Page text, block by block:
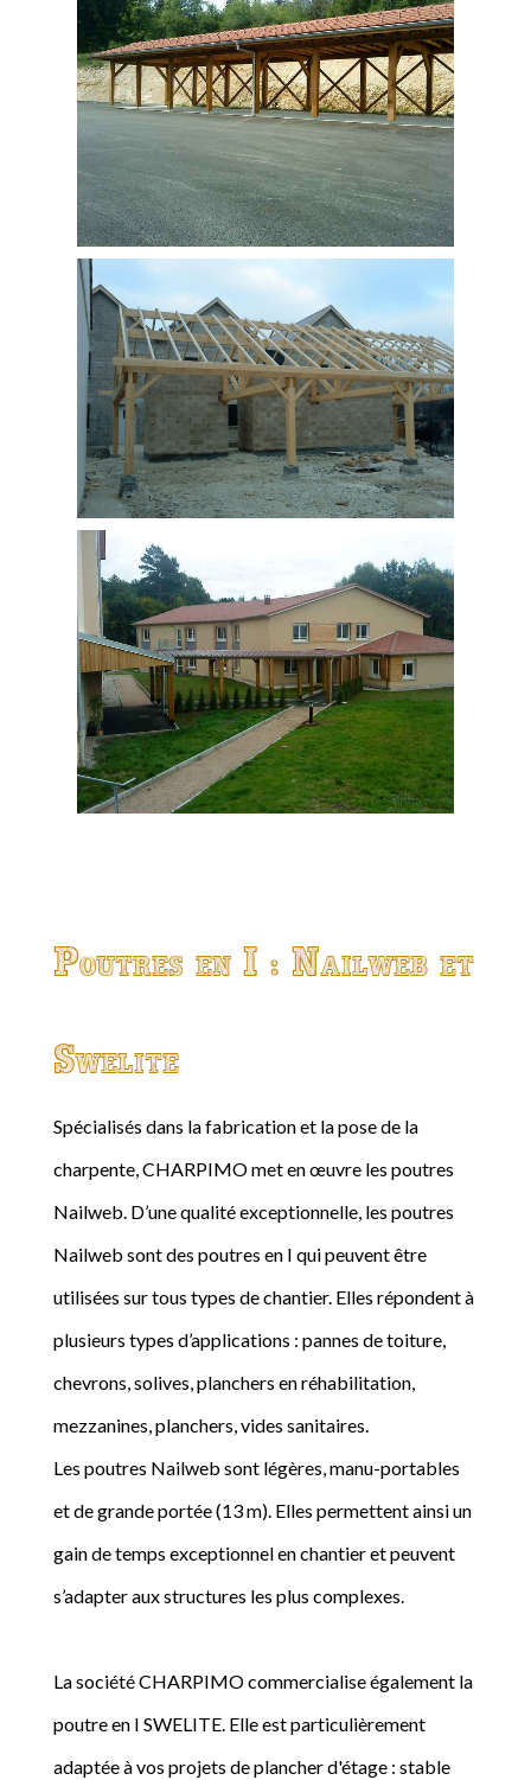
Poutres en I : Nailweb et
Swelite
Spécialisés dans la fabrication et la pose de la
charpente, CHARPIMO met en œuvre les poutres
Nailweb. D’une qualité exceptionnelle, les poutres
Nailweb sont des poutres en I qui peuvent être
utilisées sur tous types de chantier. Elles répondent à
plusieurs types d’applications : pannes de toiture,
chevrons, solives, planchers en réhabilitation,
mezzanines, planchers, vides sanitaires.
Les poutres Nailweb sont légères, manu-portables
et de grande portée (13 m). Elles permettent ainsi un
gain de temps exceptionnel en chantier et peuvent
s’adapter aux structures les plus complexes.
La société CHARPIMO commercialise également la
poutre en I SWELITE. Elle est particulièrement
adaptée à vos projets de plancher d'étage : stable